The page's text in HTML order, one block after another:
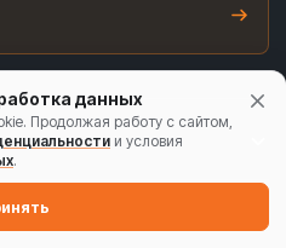
данных
Продолжая работу с сайтом,
и условия
.